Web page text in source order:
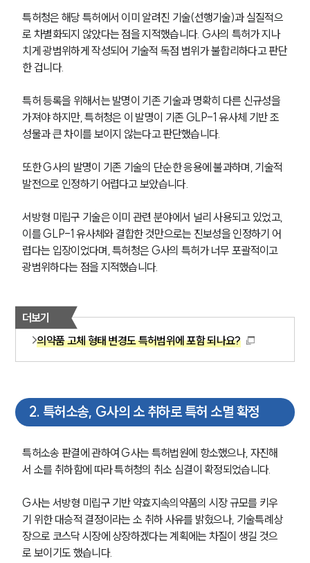
특허청은 해당 특허에서 이미 알려진 기술(선행기술)과 실질적으
로 차별화되지 않았다는 점을 지적했습니다. G사의 특허가 지나
치게 광범위하게 작성되어 기술적 독점 범위가 불합리하다고 판단
한 겁니다.
특허 등록을 위해서는 발명이 기존 기술과 명확히 다른 신규성을
가져야 하지만, 특허청은 이 발명이 기존 GLP-1 유사체 기반 조
성물과 큰 차이를 보이지 않는다고 판단했습니다.
또한 G사의 발명이 기존 기술의 단순한 응용에 불과하며, 기술적
발전으로 인정하기 어렵다고 보았습니다.
서방형 미립구 기술은 이미 관련 분야에서 널리 사용되고 있었고,
이를 GLP-1 유사체와 결합한 것만으로는 진보성을 인정하기 어
렵다는 입장이었다며, 특허청은 G사의 특허가 너무 포괄적이고
광범위하다는 점을 지적했습니다.
더보기
의약품 고체 형태 변경도 특허범위에 포함 되나요?
2. 특허소송, G사의 소 취하로 특허 소멸 확정
특허소송 판결에 관하여 G사는 특허법원에 항소했으나, 자진해
서 소를 취하함에 따라 특허청의 취소 심결이 확정되었습니다.
G사는 서방형 미립구 기반 약효지속의약품의 시장 규모를 키우
기 위한 대승적 결정이라는 소 취하 사유를 밝혔으나, 기술특례상
장으로 코스닥 시장에 상장하겠다는 계획에는 차질이 생길 것으
로 보이기도 했습니다.